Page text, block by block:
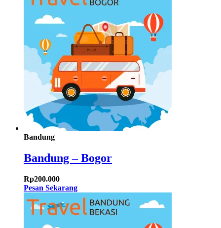
Bandung
Bandung – Bogor
Rp200.000
Pesan Sekarang